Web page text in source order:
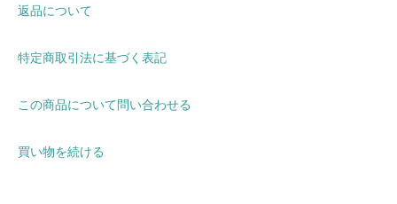
返品について
特定商取引法に基づく表記
この商品について問い合わせる
買い物を続ける